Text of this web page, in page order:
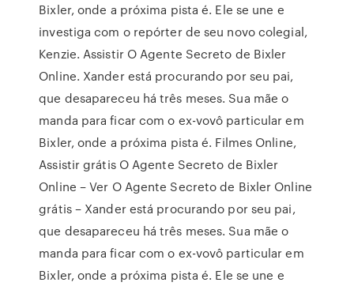
Bixler, onde a próxima pista é. Ele se une e
investiga com o repórter de seu novo colegial,
Kenzie. Assistir O Agente Secreto de Bixler
Online. Xander está procurando por seu pai,
que desapareceu há três meses. Sua mãe o
manda para ficar com o ex-vovô particular em
Bixler, onde a próxima pista é. Filmes Online,
Assistir grátis O Agente Secreto de Bixler
Online – Ver O Agente Secreto de Bixler Online
grátis – Xander está procurando por seu pai,
que desapareceu há três meses. Sua mãe o
manda para ficar com o ex-vovô particular em
Bixler, onde a próxima pista é. Ele se une e